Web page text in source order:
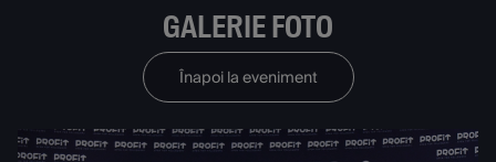
GALERIE FOTO
Înapoi la eveniment